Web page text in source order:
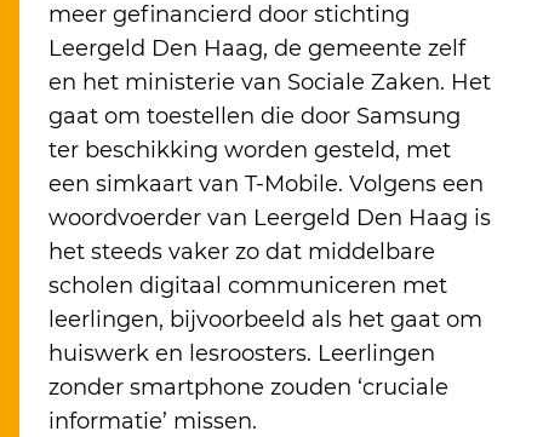
meer gefinancierd door stichting
Leergeld Den Haag, de gemeente zelf
en het ministerie van Sociale Zaken. Het
gaat om toestellen die door Samsung
ter beschikking worden gesteld, met
een simkaart van T-Mobile. Volgens een
woordvoerder van Leergeld Den Haag is
het steeds vaker zo dat middelbare
scholen digitaal communiceren met
leerlingen, bijvoorbeeld als het gaat om
huiswerk en lesroosters. Leerlingen
zonder smartphone zouden ‘cruciale
informatie’ missen.